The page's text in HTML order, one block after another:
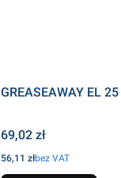
GREASEAWAY EL
Cena
69,02 zł
Cena
56,11 złbez VAT